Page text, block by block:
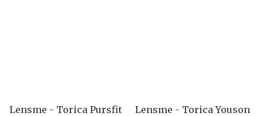
Lensme - Torica Pursfit
Lensme - Torica Youson